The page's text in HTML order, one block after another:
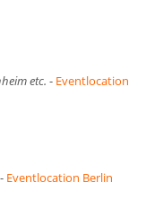
etc. - Eventlocation
- Eventlocation Berlin